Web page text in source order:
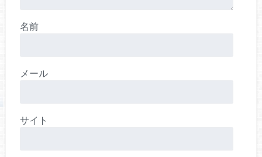
名前
メール
サイト